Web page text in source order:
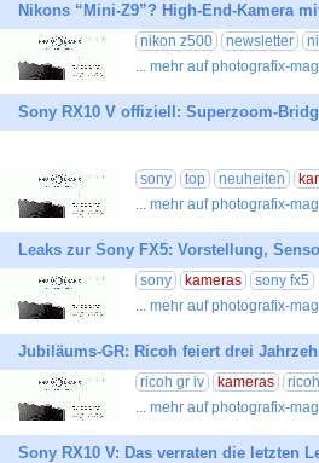
Nikons “Mini-Z9”? High-End-Kamera
nikon z500 newsletter
... mehr auf photografix-
Sony RX10 V offiziell: Superzoom-
sony top neuheiten
... mehr auf photografix-
Leaks zur Sony FX5: Vorstellung,
sony kameras
sony fx5
... mehr auf photografix-
Jubiläums-GR: Ricoh feiert drei
ricoh gr iv kameras
... mehr auf photografix-
Sony RX10 V: Das verraten die letzten